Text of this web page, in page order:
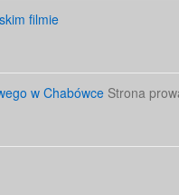
filmie
w Chabówce Strona